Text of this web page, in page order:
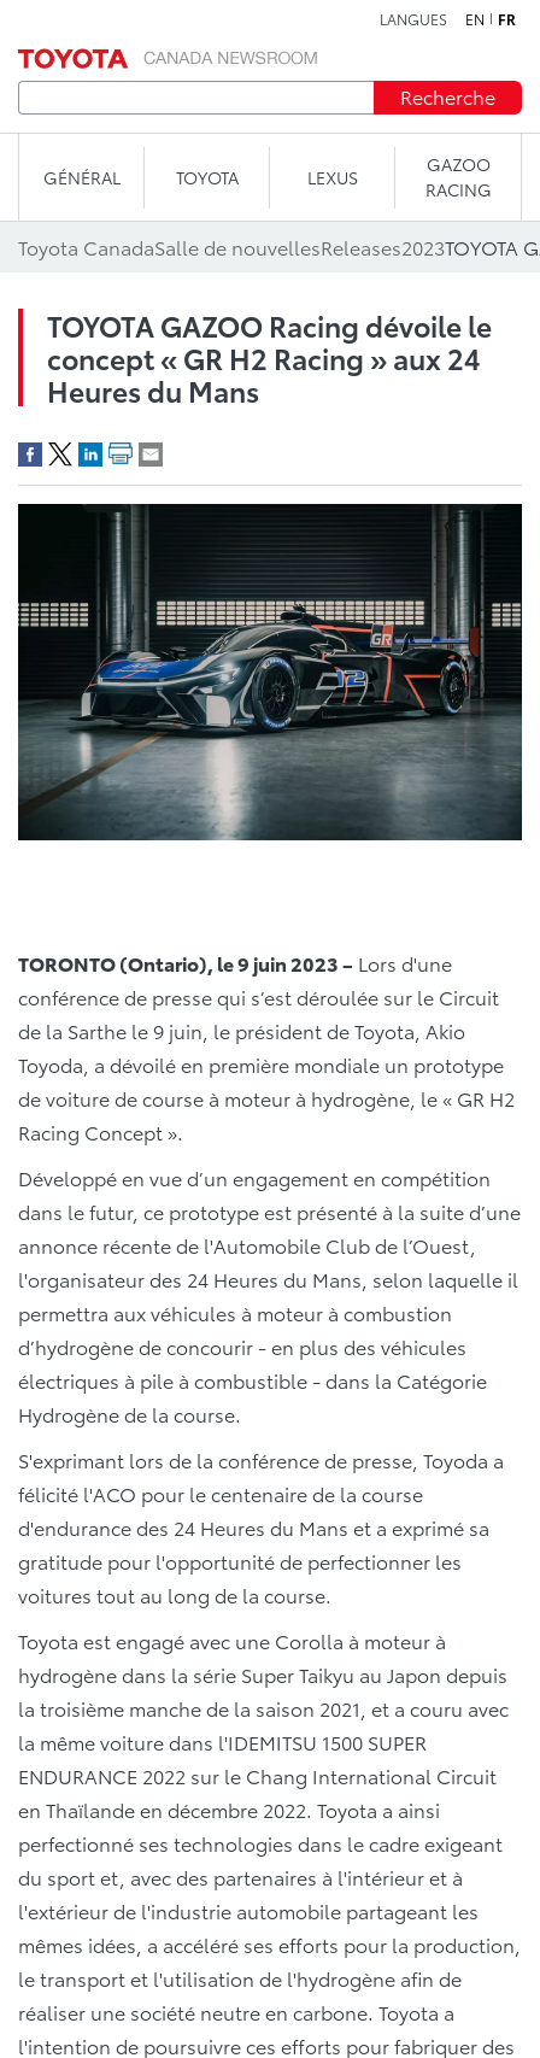
LANGUES EN FR
Recherche
GÉNÉRAL TOYOTA LEXUS
GAZOO
RACING
Toyota CanadaSalle de nouvellesReleases2023
TOYOTA GAZOO Racing dévoile le
concept « GR H2 Racing » aux 24
Heures du Mans
TORONTO (Ontario), le 9 juin 2023 – Lors d'une
conférence de presse qui s’est déroulée sur le Circuit
de la Sarthe le 9 juin, le président de Toyota, Akio
Toyoda, a dévoilé en première mondiale un prototype
de voiture de course à moteur à hydrogène, le « GR H2
Racing Concept ».
Développé en vue d’un engagement en compétition
dans le futur, ce prototype est présenté à la suite d’une
annonce récente de l'Automobile Club de l’Ouest,
l'organisateur des 24 Heures du Mans, selon laquelle il
permettra aux véhicules à moteur à combustion
d’hydrogène de concourir - en plus des véhicules
électriques à pile à combustible - dans la Catégorie
Hydrogène de la course.
S'exprimant lors de la conférence de presse, Toyoda a
félicité l'ACO pour le centenaire de la course
d'endurance des 24 Heures du Mans et a exprimé sa
gratitude pour l'opportunité de perfectionner les
voitures tout au long de la course.
Toyota est engagé avec une Corolla à moteur à
hydrogène dans la série Super Taikyu au Japon depuis
la troisième manche de la saison 2021, et a couru avec
la même voiture dans l'IDEMITSU 1500 SUPER
ENDURANCE 2022 sur le Chang International Circuit
en Thaïlande en décembre 2022. Toyota a ainsi
perfectionné ses technologies dans le cadre exigeant
du sport et, avec des partenaires à l'intérieur et à
l'extérieur de l'industrie automobile partageant les
mêmes idées, a accéléré ses efforts pour la production,
le transport et l'utilisation de l'hydrogène afin de
réaliser une société neutre en carbone. Toyota a
l'intention de poursuivre ces efforts pour fabriquer des